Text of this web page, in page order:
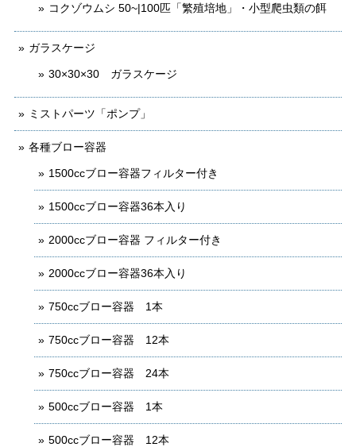
コクゾウムシ 50~|100匹「繁殖培地」・小型爬虫類の餌
ガラスケージ
30×30×30 ガラスケージ
ミストパーツ「ポンプ」
各種ブロー容器
1500ccブロー容器フィルター付き
1500ccブロー容器36本入り
2000ccブロー容器 フィルター付き
2000ccブロー容器36本入り
750ccブロー容器 1本
750ccブロー容器 12本
750ccブロー容器 24本
500ccブロー容器 1本
500ccブロー容器 12本